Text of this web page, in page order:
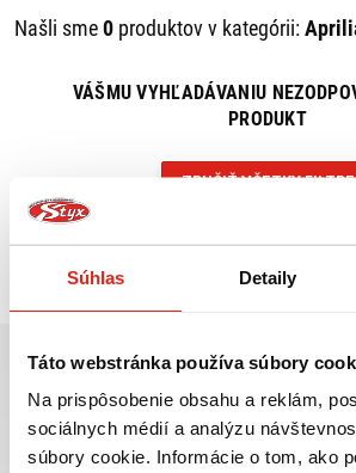
Súhlas Detaily
Táto webstránka používa súbory
Na prispôsobenie obsahu a reklám,
sociálnych médií a analýzu
súbory cookie. Informácie o tom, ako
Našli sme0 produktov v kategórii:
VÁŠMU VYHĽADÁVANIU
PRODUKT
ZRUŠIŤ VŠETKY FILTRE
Najväčší výber moto